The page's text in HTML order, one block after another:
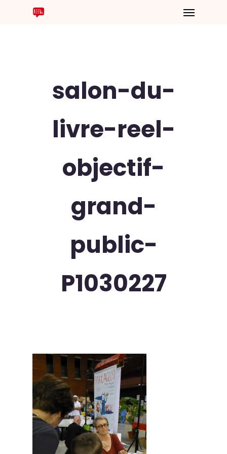
salon-du-
livre-reel-
objectif-
grand-
public-
P1030227